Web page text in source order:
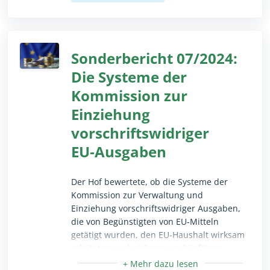
Rechtsrahmen ist weitgehend
angenommen, doch eine Reihe von
Herausforderungen bleiben bestehen. Eine
der wichtigsten Empfehlungen des Hofes
lautet, dass künftige strategische
Entscheidungen auf einem Realitätscheck
beruhen sollten, d. h., dass strategische
Entscheidungen über das weitere Vorgehen
getroffen werden sollten, ohne dabei neue
Sonderbericht 07/2024:
Die Systeme der
Kommission zur
Einziehung
vorschriftswidriger
EU‑Ausgaben
Der Hof bewertete, ob die Systeme der
Kommission zur Verwaltung und
Einziehung vorschriftswidriger Ausgaben,
die von Begünstigten von EU‑Mitteln
getätigt wurden, den EU-Haushalt wirksam
schützten und wirksam vor künftigen
irregulären Tätigkeiten abschreckten. Im